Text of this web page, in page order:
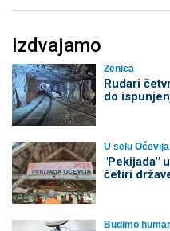
Izdvajamo
Zenica
Rudari
do
U selu Oćevija
"Pekijada"
četiri
Budimo